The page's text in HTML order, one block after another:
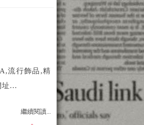
流行飾品,精
址...
繼續閱讀...